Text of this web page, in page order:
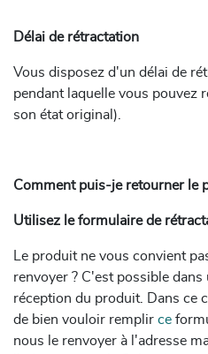
Délai de rétractation
Vous disposez d'un délai de
pendant laquelle vous pouvez
son état original).
Comment puis-je retourner le
Utilisez le formulaire de
Le produit ne vous convient
renvoyer ? C'est possible
réception du produit. Dans ce
de bien vouloir remplir ce
nous le renvoyer à l'adresse